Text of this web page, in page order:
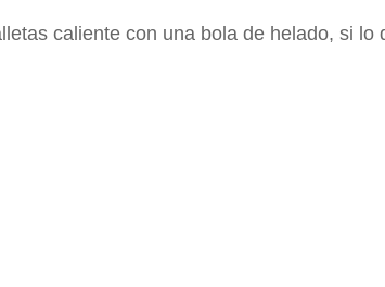
caliente con una bola de helado, si lo